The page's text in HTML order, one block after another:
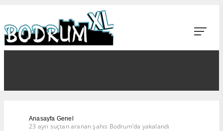
Anasayfa Genel
23 ayrı suçtan aranan şahıs Bodrum’da yakalandı